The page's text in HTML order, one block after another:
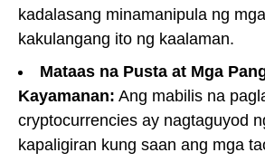
kadalasang minamanipula ng
kakulangang ito ng kaalaman.
Mataas na Pusta at Mga
Kayamanan: Ang mabilis na
cryptocurrencies ay nagtaguyod
kapaligiran kung saan ang mga